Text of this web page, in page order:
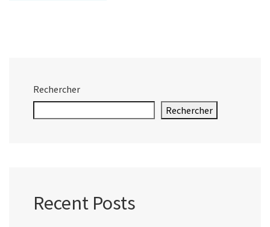
Rechercher
Rechercher
Recent Posts